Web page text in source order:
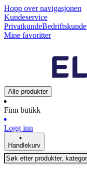
Hopp over navigasjonen
Kundeservice
PrivatkundeBedriftskunde
Mine favoritter
Alle produkter
Finn butikk
Logg inn
Handlekurv